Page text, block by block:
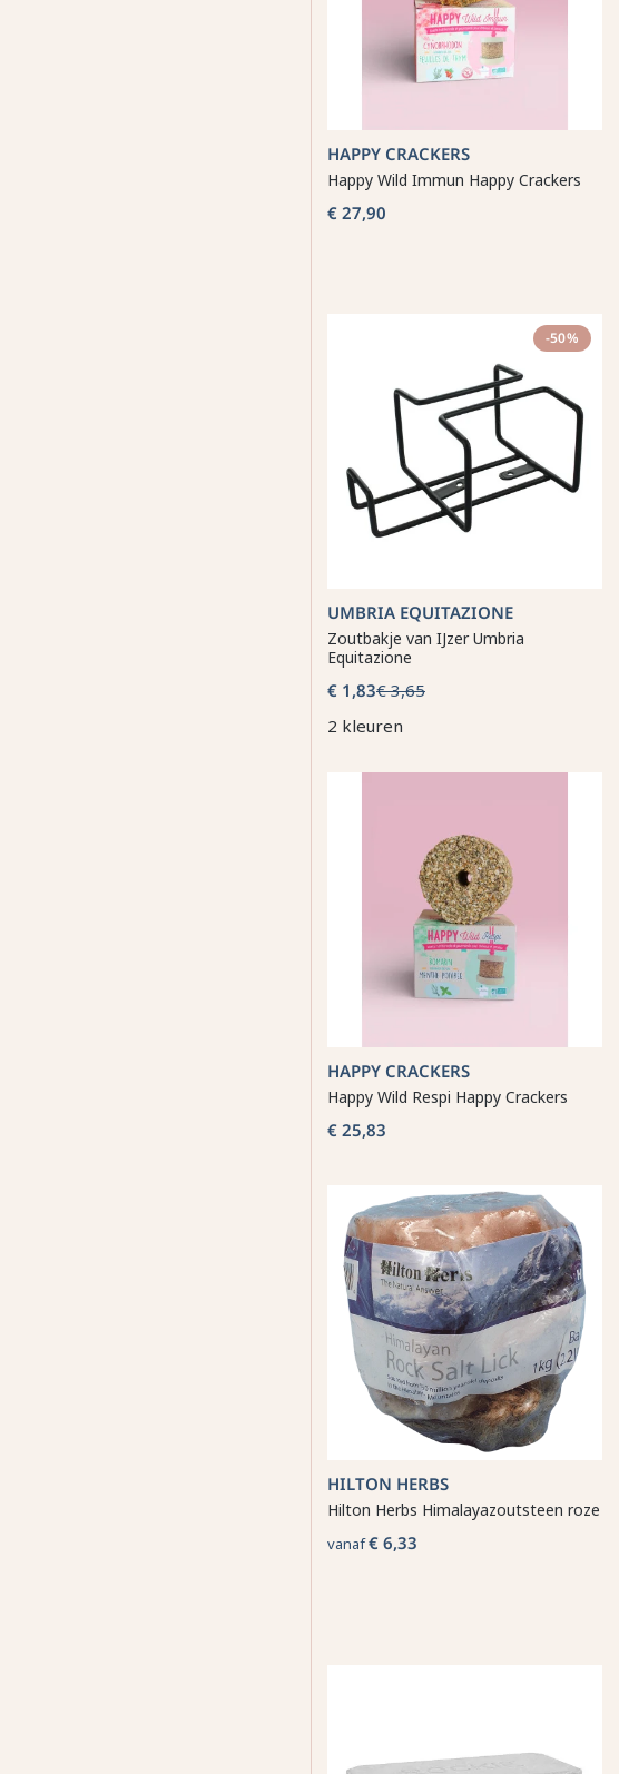
HAPPY CRACKERS
Happy Wild Immun Happy Crackers
€ 27,90
-50%
UMBRIA EQUITAZIONE
Zoutbakje van IJzer Umbria
Equitazione
€ 1,83€ 3,65
2 kleuren
HAPPY CRACKERS
Happy Wild Respi Happy Crackers
€ 25,83
HILTON HERBS
Hilton Herbs Himalayazoutsteen roze
vanaf€ 6,33